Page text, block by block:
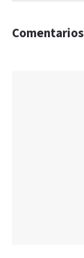
Comentarios